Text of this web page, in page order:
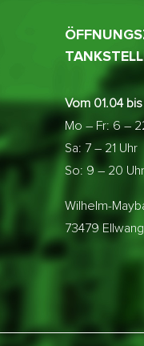
Vom 01.04
Mo – Fr: 6 –
Sa: 7 – 21 Uhr
So: 9 – 20 Uhr
Wilhelm-
73479